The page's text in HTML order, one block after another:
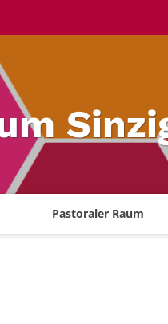
Pastoraler Raum